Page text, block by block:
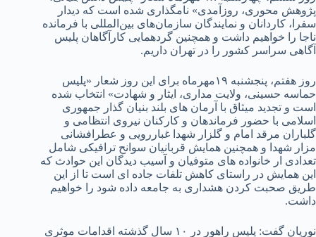
پژوهش محوری، روزآمدی» نامگذاری شده است که دیدار
سفرا، کاردانان و نمایندگان سازمان‌های بین‌المللی با فرمانده
ناجا را خواهیم داشت و همچنین گردهمایی کارآگاهان پلیس
آگاهی سراسر کشور را در تهران داریم.
روز هفتم، پنجشنبه ۱۹مهرماه برای این روز شعار «پلیس
حماسه حسینی، ولایت مداری، ایثار و شهادت» انتخاب شده
است و تجدید میثاق با آرمان های بلند بنیان گذار جمهوری
اسلامی با حضور فرماندهان و کارکنان نیروی انتظامی و
گلباران مرقد امام و گلزار شهدا غباررویی و عطرافشانی
مزار شهدا و همچنین همایش قربانیان سوانح ترافیکی شامل
تعدادی ار خانواده های متوفیان و آسیب دیدگان این حوادث که
این همایش در راستای کاهش تلفات جاده ای است تا از این
طریق صحبت کردن هشداری به جامعه داده شود را خواهیم
داشت.
نوریان گفت: پلیس راهور در ۱۰ سال گذشته اقدامات موثری